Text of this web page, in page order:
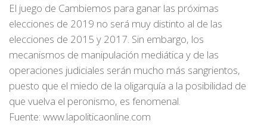
El juego de Cambiemos para ganar las próximas
elecciones de 2019 no será muy distinto al de las
elecciones de 2015 y 2017. Sin embargo, los
mecanismos de manipulación mediática y de las
operaciones judiciales serán mucho más sangrientos,
puesto que el miedo de la oligarquía a la posibilidad de
que vuelva el peronismo, es fenomenal.
Fuente: www.lapoliticaonline.com